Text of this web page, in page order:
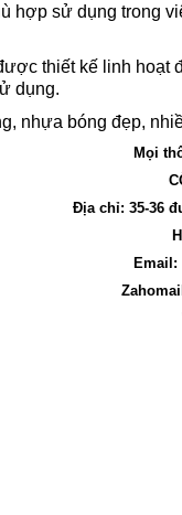
hợp sử dụng trong
thiết kế linh hoạt
dụng.
nhựa bóng đẹp,
Mọi
Địa chỉ: 35-36
Email: